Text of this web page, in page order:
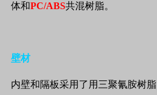
体和PC/ABS共混树脂。
壁材
内壁和隔板采用了用三聚氰胺树脂